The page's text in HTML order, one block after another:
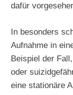
dafür
In besonders
Aufnahme in
Beispiel der
oder
eine stationäre